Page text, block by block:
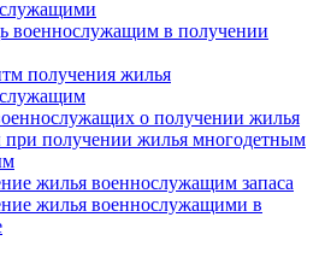
военнослужащим в получении
получения жилья
о получении жилья
при получении жилья многодетным
жилья военнослужащим запаса
жилья военнослужащими в